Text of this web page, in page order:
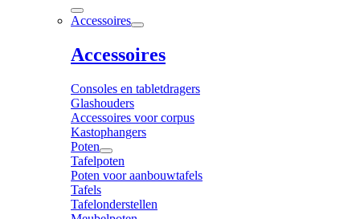
Accessoires
Accessoires
Consoles en tabletdragers
Glashouders
Accessoires voor corpus
Kastophangers
Poten
Tafelpoten
Poten voor aanbouwtafels
Tafels
Tafelonderstellen